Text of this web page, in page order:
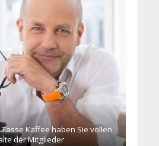
Kaffee haben Sie vollen
der Mitglieder